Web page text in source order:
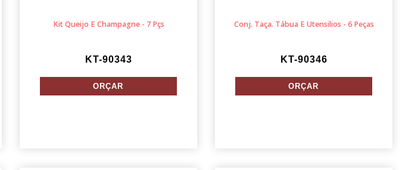
Kit Queijo E Champagne - 7 Pçs
KT-90343
Conj. Taça. Tábua E Utensilios - 6 Peças
KT-90346